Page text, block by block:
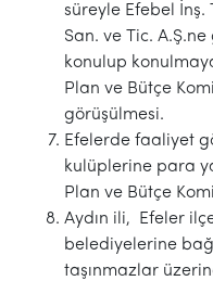
süreyle Efebel İnş.
San. ve Tic.
konulup
Plan ve Bütçe
görüşülmesi.
Efelerde faaliyet
kulüplerine para
Plan ve Bütçe
Aydın ili, Efeler
belediyelerine
taşınmazlar